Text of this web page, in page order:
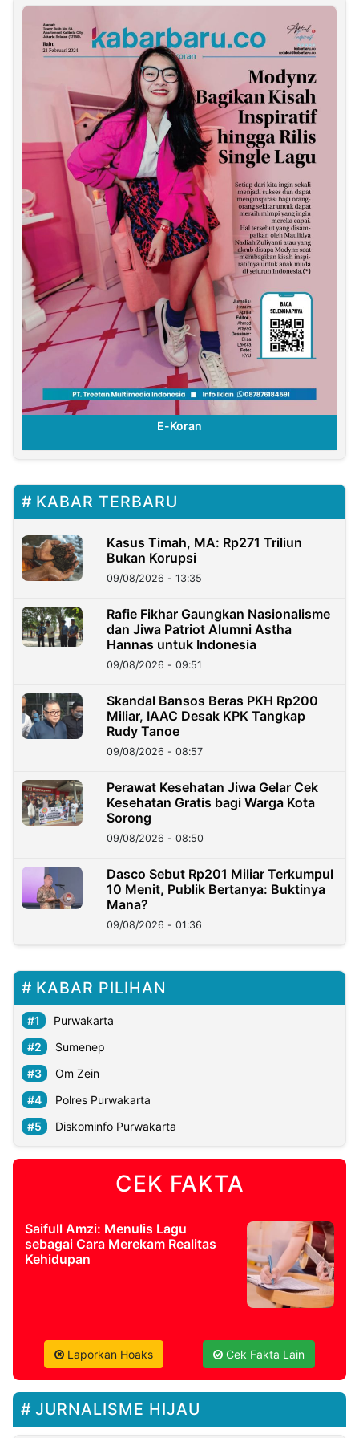
E-Koran
KABAR TERBARU
Kasus Timah, MA: Rp271 Triliun
Bukan Korupsi
09/08/2026 - 13:35
Rafie Fikhar Gaungkan Nasionalisme
dan Jiwa Patriot Alumni Astha
Hannas untuk Indonesia
09/08/2026 - 09:51
Skandal Bansos Beras PKH Rp200
Miliar, IAAC Desak KPK Tangkap
Rudy Tanoe
09/08/2026 - 08:57
Perawat Kesehatan Jiwa Gelar Cek
Kesehatan Gratis bagi Warga Kota
Sorong
09/08/2026 - 08:50
Dasco Sebut Rp201 Miliar Terkumpul
10 Menit, Publik Bertanya: Buktinya
Mana?
09/08/2026 - 01:36
KABAR PILIHAN
Purwakarta
Sumenep
Om Zein
Polres Purwakarta
Diskominfo Purwakarta
CEK FAKTA
Saifull Amzi: Menulis Lagu
sebagai Cara Merekam Realitas
Kehidupan
Laporkan Hoaks Cek Fakta Lain
JURNALISME HIJAU